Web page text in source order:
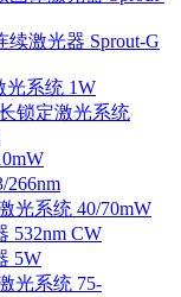
续激光器 Sprout-G
光系统 1W
锁定激光系统
光系统 40/70mW
532nm CW
5W
光系统 75-